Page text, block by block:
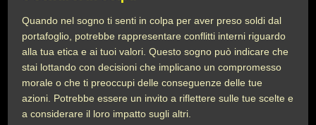
Quando nel sogno ti senti in colpa per aver preso soldi dal
portafoglio, potrebbe rappresentare conflitti interni riguardo
alla tua etica e ai tuoi valori. Questo sogno può indicare che
stai lottando con decisioni che implicano un compromesso
morale o che ti preoccupi delle conseguenze delle tue
azioni. Potrebbe essere un invito a riflettere sulle tue scelte e
a considerare il loro impatto sugli altri.